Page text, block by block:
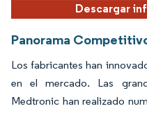
Descargar
Panorama
Los fabricantes han
en el mercado. Las
Medtronic han realizado